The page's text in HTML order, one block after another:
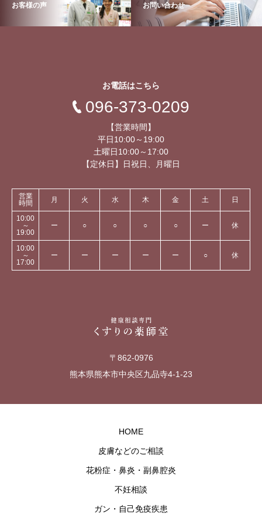
お客様の声 お問い合わせ
お電話はこちら
096-373-0209
【営業時間】
平日10:00～19:00
土曜日10:00～17:00
【定休日】日祝日、月曜日
営業
時間
月 火 水 木 金 土 日
10:00
～
19:00
ー ○ ○ ○ ○ ー 休
10:00
～
17:00
ー ー ー ー ー ○ 休
〒862-0976
熊本県熊本市中央区九品寺4-1-23
HOME
皮膚などのご相談
花粉症・鼻炎・副鼻腔炎
不妊相談
ガン・自己免疫疾患